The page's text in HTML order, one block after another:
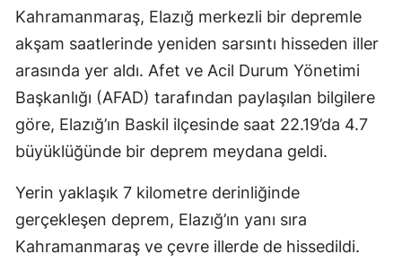
Kahramanmaraş, Elazığ merkezli bir depremle
akşam saatlerinde yeniden sarsıntı hisseden iller
arasında yer aldı. Afet ve Acil Durum Yönetimi
Başkanlığı (AFAD) tarafından paylaşılan bilgilere
göre, Elazığ’ın Baskil ilçesinde saat 22.19’da 4.7
büyüklüğünde bir deprem meydana geldi.
Yerin yaklaşık 7 kilometre derinliğinde
gerçekleşen deprem, Elazığ’ın yanı sıra
Kahramanmaraş ve çevre illerde de hissedildi.